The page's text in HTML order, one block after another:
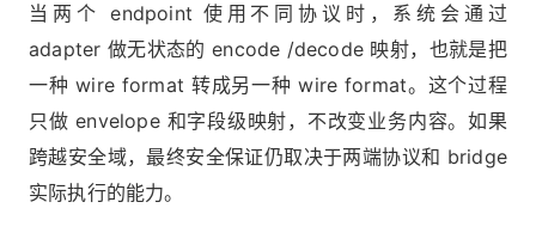
当两个 endpoint 使用不同协议时，系统会通过
adapter 做无状态的 encode /decode 映射，也就是把
一种 wire format 转成另一种 wire format。这个过程
只做 envelope 和字段级映射，不改变业务内容。如果
跨越安全域，最终安全保证仍取决于两端协议和 bridge
实际执行的能力。